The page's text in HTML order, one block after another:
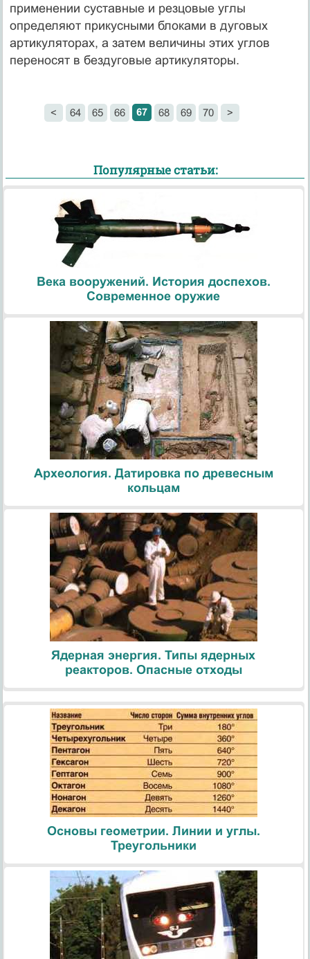
применении суставные и резцовые углы
определяют прикусными блоками в дуговых
артикуляторах, а затем величины этих углов
переносят в бездуговые артикуляторы.
< 64 65 66 67 68 69 70 >
Популярные статьи:
Века вооружений. История доспехов.
Современное оружие
Археология. Датировка по древесным
кольцам
Ядерная энергия. Типы ядерных
реакторов. Опасные отходы
Основы геометрии. Линии и углы.
Треугольники